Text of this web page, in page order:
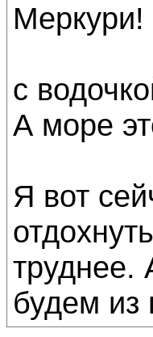
Меркури!
с
А море
Я вот
труднее.
будем из